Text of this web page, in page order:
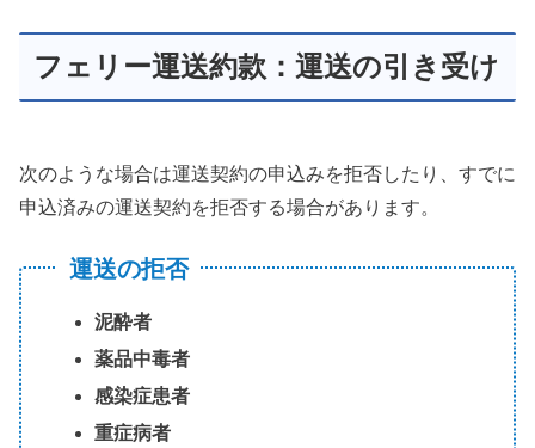
フェリー運送約款：運送の引き受け
次のような場合は運送契約の申込みを拒否したり、すでに
申込済みの運送契約を拒否する場合があります。
運送の拒否
泥酔者
薬品中毒者
感染症患者
重症病者